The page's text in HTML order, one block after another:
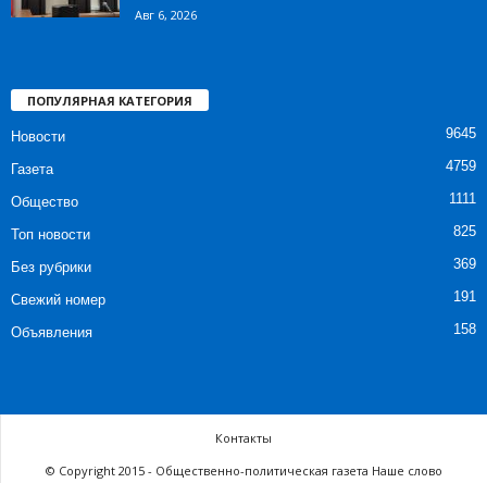
Авг 6, 2026
ПОПУЛЯРНАЯ КАТЕГОРИЯ
Новости 9645
Газета 4759
Общество 1111
Топ новости 825
Без рубрики 369
Свежий номер 191
Объявления 158
Контакты
© Copyright 2015 - Общественно-политическая газета Наше слово